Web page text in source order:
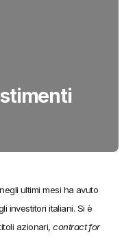
ultimi mesi ha avuto
investitori italiani. Si è
azionari,contract for